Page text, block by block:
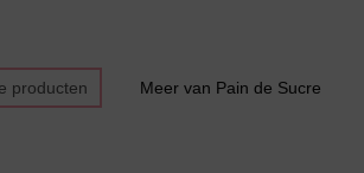
producten Meer van Pain de Sucre